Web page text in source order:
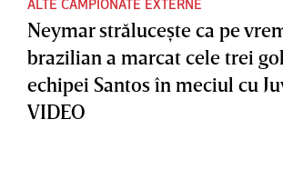
ALTE CAMPIONATE EXTERNE
Neymar străluceşte ca pe
brazilian a marcat cele trei
echipei Santos în meciul cu
VIDEO